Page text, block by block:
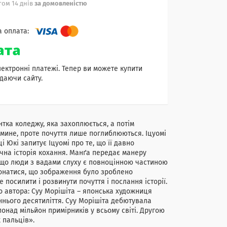
14 днів за домовленістю
платежі. Тепер ви можете купити
сайту.
коледжу, яка захоплюється, а потім
проте почуття лише поглиблюються. Іцуомі
запитує Іцуомі про те, що її давно
історія кохання. Манґа передає манеру
що люди з вадами слуху є повноцінною частиною
що зображення було зроблено
і розвинути почуття і послання історії.
автора: Суу Морішіта – японська художниця
десятиліття. Суу Морішіта дебютувала
мільйон примірників у всьому світі. Другою